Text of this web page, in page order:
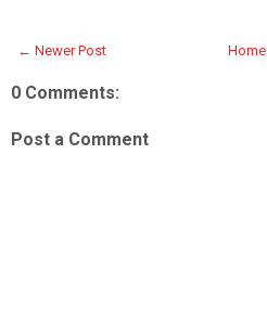
← Newer Post Home
0 Comments:
Post a Comment